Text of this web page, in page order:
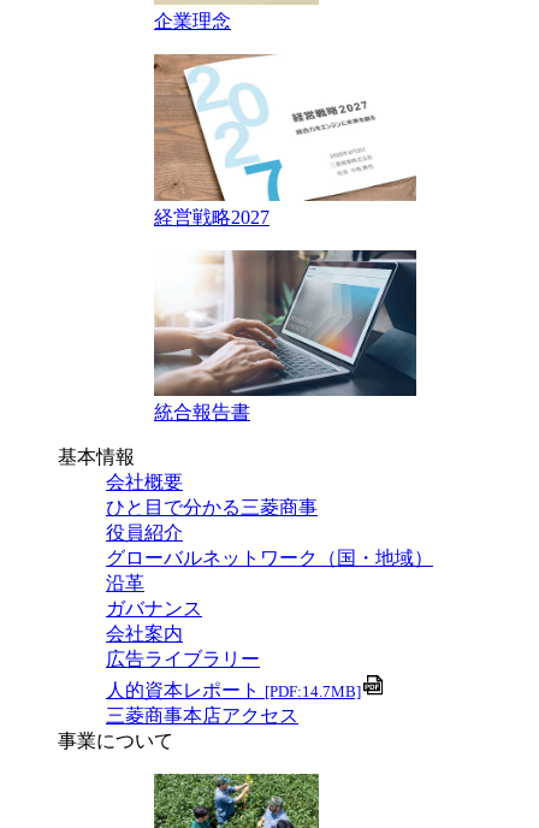
企業理念
経営戦略2027
統合報告書
基本情報
会社概要
ひと目で分かる三菱商事
役員紹介
グローバルネットワーク（国・地域）
沿革
ガバナンス
会社案内
広告ライブラリー
人的資本レポート [PDF:14.7MB]
三菱商事本店アクセス
事業について